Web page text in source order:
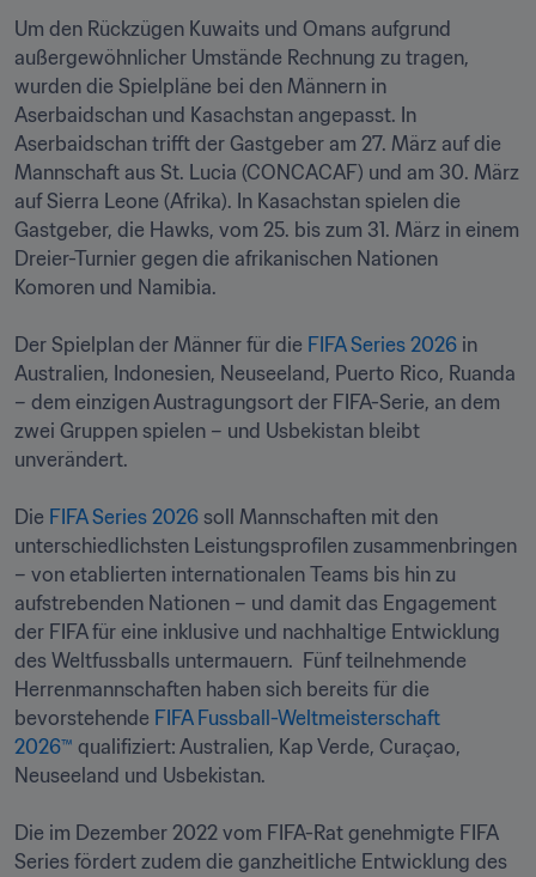
Um den Rückzügen Kuwaits und Omans aufgrund
außergewöhnlicher Umstände Rechnung zu tragen,
wurden die Spielpläne bei den Männern in
Aserbaidschan und Kasachstan angepasst. In
Aserbaidschan trifft der Gastgeber am 27. März auf die
Mannschaft aus St. Lucia (CONCACAF) und am 30. März
auf Sierra Leone (Afrika). In Kasachstan spielen die
Gastgeber, die Hawks, vom 25. bis zum 31. März in einem
Dreier-Turnier gegen die afrikanischen Nationen
Komoren und Namibia.
Der Spielplan der Männer für die FIFA Series 2026 in
Australien, Indonesien, Neuseeland, Puerto Rico, Ruanda
– dem einzigen Austragungsort der FIFA-Serie, an dem
zwei Gruppen spielen – und Usbekistan bleibt
unverändert.
Die FIFA Series 2026 soll Mannschaften mit den
unterschiedlichsten Leistungsprofilen zusammenbringen
– von etablierten internationalen Teams bis hin zu
aufstrebenden Nationen – und damit das Engagement
der FIFA für eine inklusive und nachhaltige Entwicklung
des Weltfussballs untermauern.  Fünf teilnehmende
Herrenmannschaften haben sich bereits für die
bevorstehende FIFA Fussball-Weltmeisterschaft
2026™ qualifiziert: Australien, Kap Verde, Curaçao,
Neuseeland und Usbekistan.
Die im Dezember 2022 vom FIFA-Rat genehmigte FIFA
Series fördert zudem die ganzheitliche Entwicklung des